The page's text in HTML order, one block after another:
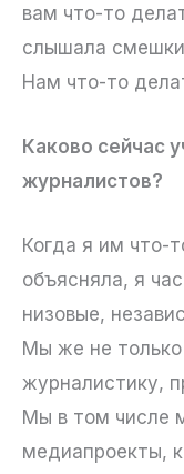
вам что-то
слышала смешки
Нам что-то
Каково сейчас
журналистов?
Когда я им что-
объясняла, я
низовые,
Мы же не
журналистику,
Мы в том числе
медиапроекты,